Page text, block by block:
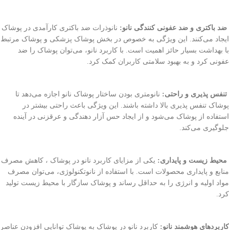
ضد باکتری و ضد عفونی کنندگی نانو: نانوذرات ضد باکتری کارآمدی در پوشاک
ایجاد می‌کنند. این ویژگی به خصوص در بخش پوشاک پزشکی و پوشاک مرتبط
با بهداشت بسیار حائز اهمیت است. با کاربرد نانو، می‌توان پوشاک را ضد
عفونی کرد و به بهبود سلامتی کاربران کمک کرد.
تنفس پذیری و راحتی: نانومتری بودن ساختار پوشاک نانو اجازه می‌دهد تا
پوشاک تنفس پذیری بالا داشته باشند. این ویژگی باعث راحتی بیشتر در
استفاده از پوشاک می‌شود و از ایجاد حس آزار دهندگی و عرقزنی در آینده
جلوگیری می‌کند.
محیط زیست و پایداری: یکی از مزایای کاربرد نانو در پوشاک ، کاهش مصرف
منابع و پایداری محصولات است. با استفاده از نانوتکنولوژی، می‌توان مصرف
مواد اولیه و انرژی را به حداقل رساند و پوشاک سازگار با محیط زیست تولید
کرد.
کاربردهای هوشمند نانو: کاربرد نانو در پوشاک به پوشاک توانایی افزودن عناصر